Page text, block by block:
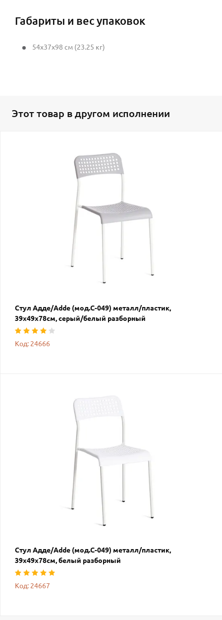
Габариты и вес упаковок
54x37x98 см (23.25 кг)
Этот товар в другом исполнении
Стул Адде/Adde (мод.C-049) металл/пластик,
39х49х78см, серый/белый разборный
Код: 24666
Стул Адде/Adde (мод.C-049) металл/пластик,
39х49х78см, белый разборный
Код: 24667